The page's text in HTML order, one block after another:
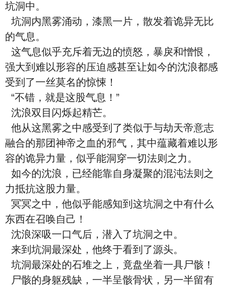
坑洞中。
坑洞内黑雾涌动，漆黑一片，散发着诡异无比
的气息。
这气息似乎充斥着无边的愤怒，暴戾和憎恨，
强大到难以形容的压迫感甚至让如今的沈浪都感
受到了一丝莫名的惊悚！
“不错，就是这股气息！”
沈浪双目闪烁起精芒。
他从这黑雾之中感受到了类似于与劫天帝意志
融合的那团神帝之血的邪气，其中蕴藏着难以形
容的诡异力量，似乎能洞穿一切法则之力。
如今的沈浪，已经能靠自身凝聚的混沌法则之
力抵抗这股力量。
冥冥之中，他似乎能感知到这坑洞之中有什么
东西在召唤自己！
沈浪深吸一口气后，潜入了坑洞之中。
来到坑洞最深处，他终于看到了源头。
坑洞最深处的石堆之上，竟盘坐着一具尸骸！
尸骸的身躯残缺，一半呈骸骨状，另一半留有